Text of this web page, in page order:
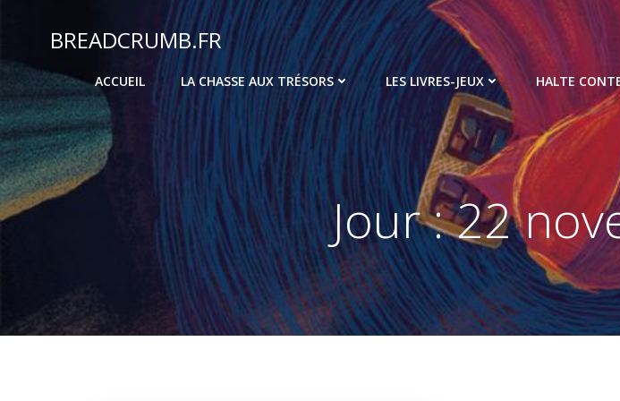
contenuBREADCRUMB.FR
ACCUEIL LA CHASSE AUX TRÉSORS LES LIVRES-JEUX HALTE
Jour :22